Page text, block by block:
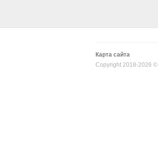
Карта сайта
Copyright 2018-2026 ©